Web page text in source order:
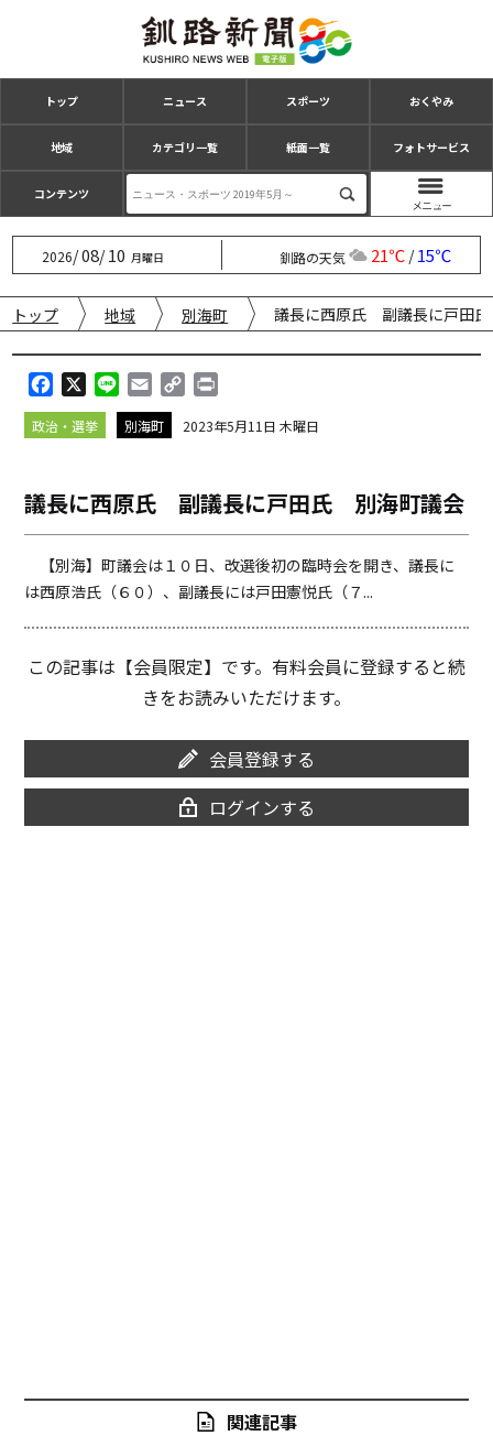
トップ ニュース スポーツ おくやみ
地域 カテゴリ一覧 紙面一覧 フォトサービス
コンテンツ
2026/08/10 月曜日 釧路の天気 21℃/15℃
トップ 地域 別海町 議長に西原氏 副議長に戸田
a
c
o
o
k
i
n
m
a
p
i
n
k
i
政治・選挙 別海町 2023年5月11日 木曜日
議長に西原氏 副議長に戸田氏 別海町議会
【別海】町議会は１０日、改選後初の臨時会を開き、議長に
は西原浩氏（６０）、副議長には戸田憲悦氏（７...
この記事は【会員限定】です。有料会員に登録すると続
きをお読みいただけます。
会員登録する
ログインする
関連記事